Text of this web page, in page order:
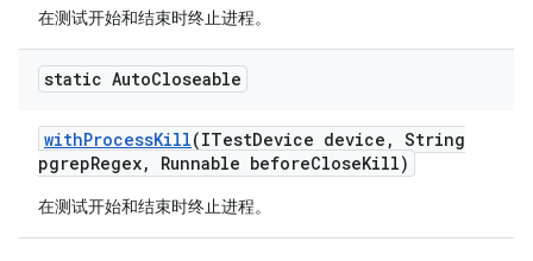
在测试开始和结束时终止进程。
static AutoCloseable
withProcessKill(ITestDevice device , String
pgrepRegex, Runnable beforeCloseKill)
在测试开始和结束时终止进程。